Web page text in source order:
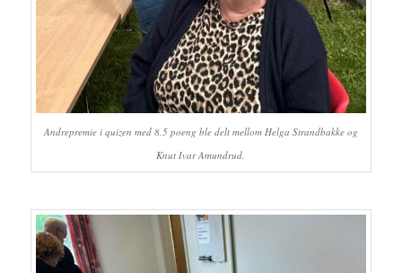
Andrepremie i quizen med 8,5 poeng ble delt mellom Helga Strandbakke og
Knut Ivar Amundrud.